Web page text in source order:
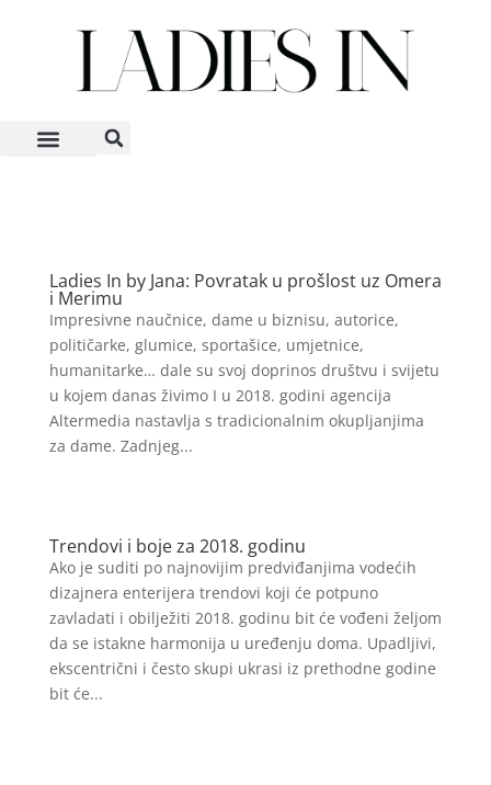
Ladies In by Jana: Povratak u prošlost uz Omera
i Merimu
Impresivne naučnice, dame u biznisu, autorice,
političarke, glumice, sportašice, umjetnice,
humanitarke… dale su svoj doprinos društvu i svijetu
u kojem danas živimo I u 2018. godini agencija
Altermedia nastavlja s tradicionalnim okupljanjima
za dame. Zadnjeg...
Trendovi i boje za 2018. godinu
Ako je suditi po najnovijim predviđanjima vodećih
dizajnera enterijera trendovi koji će potpuno
zavladati i obilježiti 2018. godinu bit će vođeni željom
da se istakne harmonija u uređenju doma. Upadljivi,
ekscentrični i često skupi ukrasi iz prethodne godine
bit će...